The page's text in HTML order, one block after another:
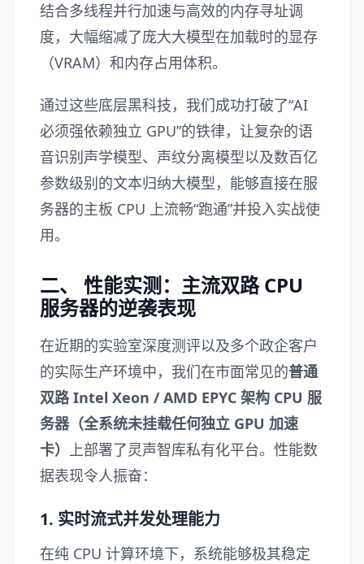
结合多线程并行加速与高效的内存寻址调
度，大幅缩减了庞大大模型在加载时的显存
（VRAM）和内存占用体积。
通过这些底层黑科技，我们成功打破了“AI
必须强依赖独立 GPU”的铁律，让复杂的语
音识别声学模型、声纹分离模型以及数百亿
参数级别的文本归纳大模型，能够直接在服
务器的主板 CPU 上流畅“跑通”并投入实战使
用。
二、 性能实测：主流双路 CPU
服务器的逆袭表现
在近期的实验室深度测评以及多个政企客户
的实际生产环境中，我们在市面常见的普通
双路 Intel Xeon / AMD EPYC 架构 CPU 服
务器（全系统未挂载任何独立 GPU 加速
卡） 上部署了灵声智库私有化平台。性能数
据表现令人振奋：
1. 实时流式并发处理能力
在纯 CPU 计算环境下，系统能够极其稳定